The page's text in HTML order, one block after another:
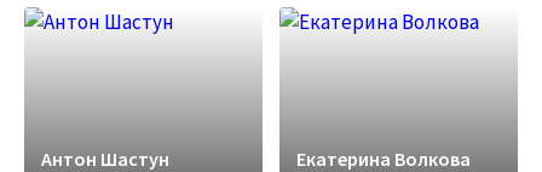
Антон Шастун Екатерина Волкова